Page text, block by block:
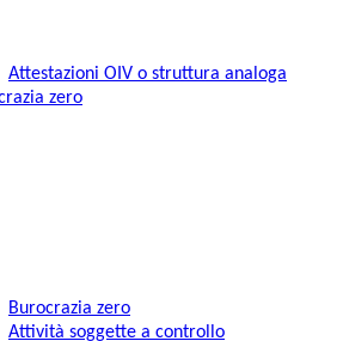
Attestazioni OIV o struttura analoga
zero
Burocrazia zero
Attività soggette a controllo